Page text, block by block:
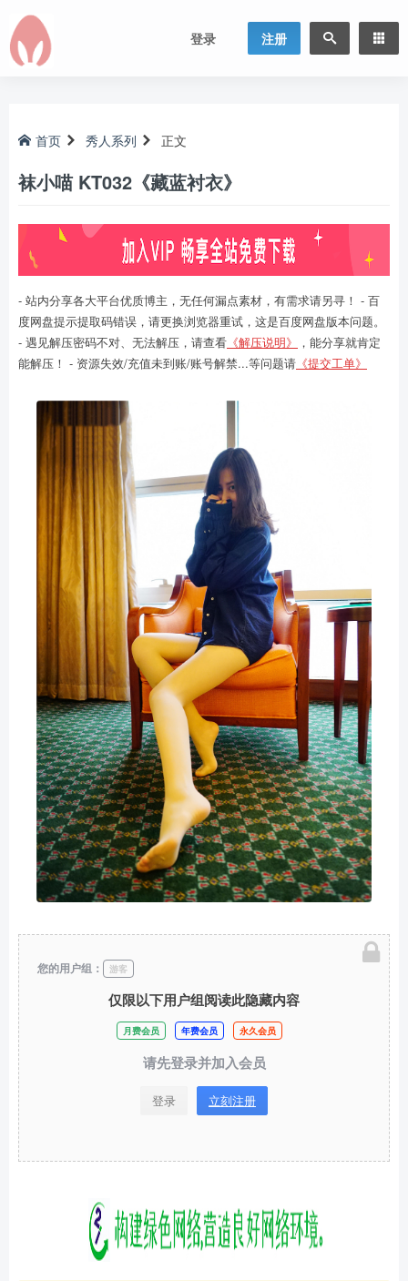
登录 注册
首页 秀人系列 正文
袜小喵 KT032《藏蓝衬衣》
- 站内分享各大平台优质博主，无任何漏点素材，有需求请另寻！ - 百
度网盘提示提取码错误，请更换浏览器重试，这是百度网盘版本问题。
- 遇见解压密码不对、无法解压，请查看 《解压说明》
，能分享就肯定
能解压！ - 资源失效/充值未到账/账号解禁...等问题请 《提交工单》
仅限以下用户组阅读此隐藏内容
月费会员 年费会员 永久会员
请先登录并加入会员
登录 立刻注册
您的用户组： 游客